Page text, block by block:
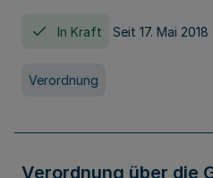
In Kraft Seit 17. Mai 2018
Verordnung
Verordnung über die